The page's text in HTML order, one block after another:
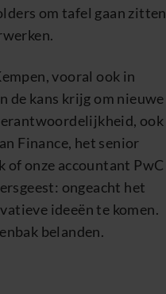
om tafel gaan zitten
vooral ook in
de kans krijg om nieuwe
ook
Finance, het senior
of onze accountant PwC
ongeacht het
ideeën te komen.
belanden.